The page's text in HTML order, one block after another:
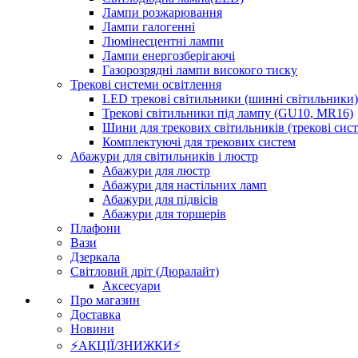
Лампи розжарювання
Лампи галогенні
Люмінесцентні лампи
Лампи енергозберігаючі
Газорозрядні лампи високого тиску
Трекові системи освітлення
LED трекові світильники (шинні світильники)
Трекові світильники під лампу (GU10, MR16)
Шини для трекових світильників (трекові
Комплектуючі для трекових систем
Абажури для світильників і люстр
Абажури для люстр
Абажури для настільних ламп
Абажури для підвісів
Абажури для торшерів
Плафони
Вази
Дзеркала
Світловий дріт (Дюралайт)
Аксесуари
Про магазин
Доставка
Новини
⚡АКЦІЇ/ЗНИЖКИ⚡